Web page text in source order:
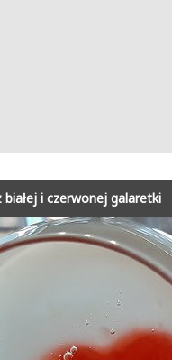
i czerwonej galaretki